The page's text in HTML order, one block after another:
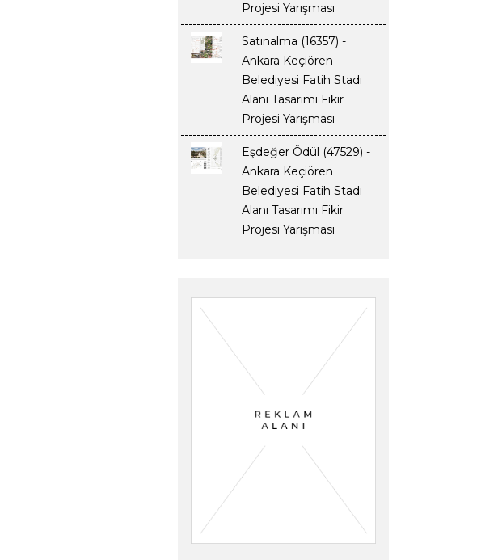
Projesi Yarışması
Satınalma (16357) -
Ankara Keçiören
Belediyesi Fatih Stadı
Alanı Tasarımı Fikir
Projesi Yarışması
Eşdeğer Ödül (47529) -
Ankara Keçiören
Belediyesi Fatih Stadı
Alanı Tasarımı Fikir
Projesi Yarışması